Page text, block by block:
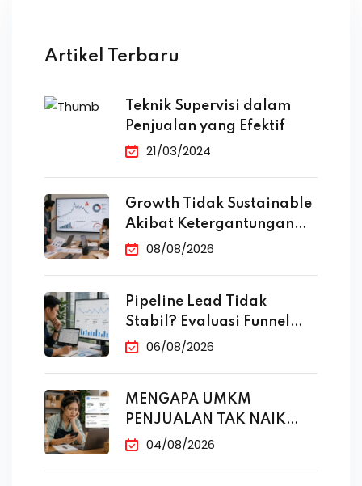
Artikel Terbaru
Teknik Supervisi dalam
Penjualan yang Efektif
21/03/2024
Growth Tidak Sustainable
Akibat Ketergantungan
Iklan08/08/2026
Pipeline Lead Tidak
Stabil? Evaluasi Funnel
Marketing
06/08/2026
MENGAPA UMKM
PENJUALAN TAK NAIK
MESKI SUDAH
04/08/2026